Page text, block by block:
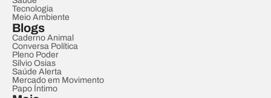
Tecnologia
Meio Ambiente
Blogs
Caderno Animal
Conversa Política
Pleno Poder
Sílvio Osias
Saúde Alerta
Mercado em Movimento
Papo Íntimo